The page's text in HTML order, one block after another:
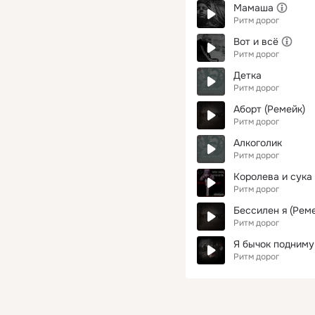
Мамаша
Ритм дорог
Вот и всё
Ритм дорог
Детка
Ритм дорог
Аборт (Ремейк)
Ритм дорог
Алкоголик
Ритм дорог
Королева и сука
Ритм дорог
Бессилен я
Ритм дорог
Я бычок подниму
Ритм дорог